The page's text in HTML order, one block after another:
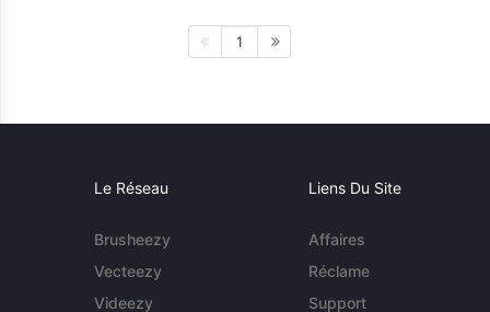
1
Le Réseau
Brusheezy
Vecteezy
Videezy
Liens Du Site
Affaires
Réclame
Support